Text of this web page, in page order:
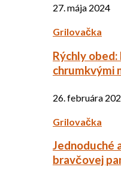
27. mája 2024
Grilovačka
Rýchly
chrumkvými
26. februára
Grilovačka
Jednoduché
bravčovej